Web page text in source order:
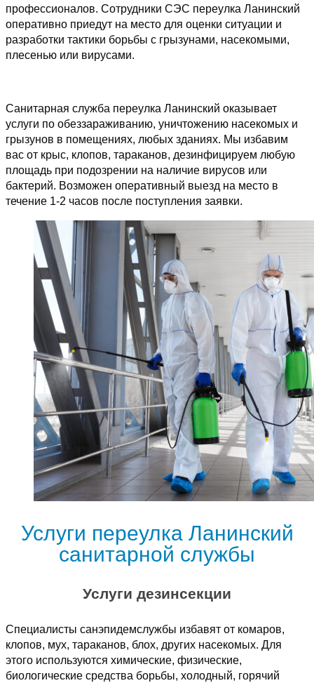
профессионалов. Сотрудники СЭС переулка Ланинский
оперативно приедут на место для оценки ситуации и
разработки тактики борьбы с грызунами, насекомыми,
плесенью или вирусами.
Санитарная служба переулка Ланинский оказывает
услуги по обеззараживанию, уничтожению насекомых и
грызунов в помещениях, любых зданиях. Мы избавим
вас от крыс, клопов, тараканов, дезинфицируем любую
площадь при подозрении на наличие вирусов или
бактерий. Возможен оперативный выезд на место в
течение 1-2 часов после поступления заявки.
Услуги переулка Ланинский
санитарной службы
Услуги дезинсекции
Специалисты санэпидемслужбы избавят от комаров,
клопов, мух, тараканов, блох, других насекомых. Для
этого используются химические, физические,
биологические средства борьбы, холодный, горячий